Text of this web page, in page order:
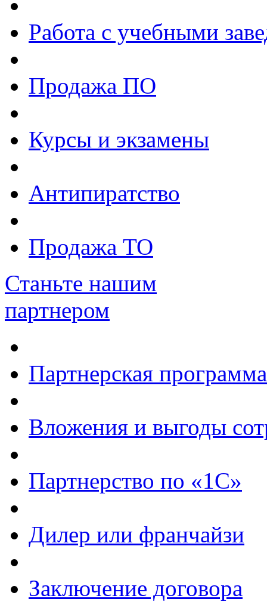
Работа с учебными
Продажа ПО
Курсы и экзамены
Антипиратство
Продажа ТО
Станьте нашим
партнером
Партнерская программа
Вложения и выгоды
Партнерство по «1С»
Дилер или франчайзи
Заключение договора